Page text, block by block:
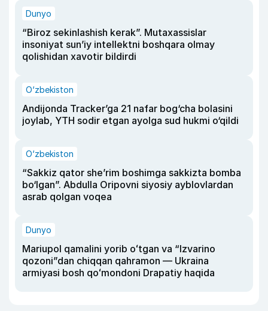
Dunyo
“Biroz sekinlashish kerak”. Mutaxassislar
insoniyat sun’iy intellektni boshqara olmay
qolishidan xavotir bildirdi
O‘zbekiston
Andijonda Tracker’ga 21 nafar bog‘cha bolasini
joylab, YTH sodir etgan ayolga sud hukmi o‘qildi
O‘zbekiston
“Sakkiz qator she’rim boshimga sakkizta bomba
bo‘lgan”. Abdulla Oripovni siyosiy ayblovlardan
asrab qolgan voqea
Dunyo
Mariupol qamalini yorib oʻtgan va “Izvarino
qozoni”dan chiqqan qahramon — Ukraina
armiyasi bosh qoʻmondoni Drapatiy haqida